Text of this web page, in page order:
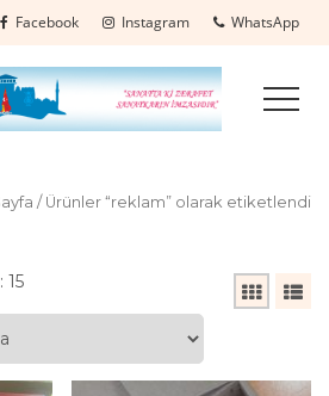
Facebook Instagram WhatsApp
/ Ürünler “reklam” olarak etiketlendi
15